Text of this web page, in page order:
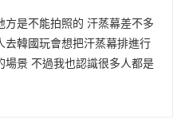
是不能拍照的 汗蒸幕差不多
韓國玩會想把汗蒸幕排進行
景 不過我也認識很多人都是